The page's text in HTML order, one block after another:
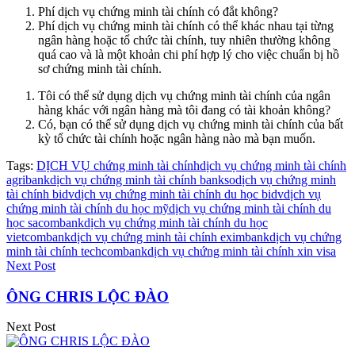
Phí dịch vụ chứng minh tài chính có đắt không?
Phí dịch vụ chứng minh tài chính có thể khác nhau tại từng
ngân hàng hoặc tổ chức tài chính, tuy nhiên thường không
quá cao và là một khoản chi phí hợp lý cho việc chuẩn bị hồ
sơ chứng minh tài chính.
Tôi có thể sử dụng dịch vụ chứng minh tài chính của ngân
hàng khác với ngân hàng mà tôi đang có tài khoản không?
Có, bạn có thể sử dụng dịch vụ chứng minh tài chính của bất
kỳ tổ chức tài chính hoặc ngân hàng nào mà bạn muốn.
Tags: DỊCH VỤ chứng minh tài chínhdịch vụ chứng minh tài chính
agribankdịch vụ chứng minh tài chính banksodịch vụ chứng minh
tài chính bidvdịch vụ chứng minh tài chính du học bidvdịch vụ
chứng minh tài chính du học mỹdịch vụ chứng minh tài chính du
học sacombankdịch vụ chứng minh tài chính du học
vietcombankdịch vụ chứng minh tài chính eximbankdịch vụ chứng
minh tài chính techcombankdịch vụ chứng minh tài chính xin visa
Next Post
ÔNG CHRIS LỘC ĐÀO
Next Post